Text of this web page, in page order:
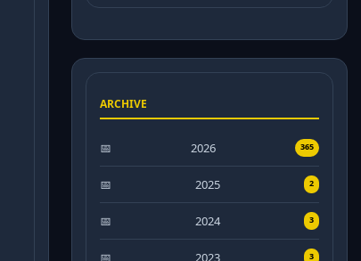
ARCHIVE
2026 365
2025 2
2024 3
2023 3